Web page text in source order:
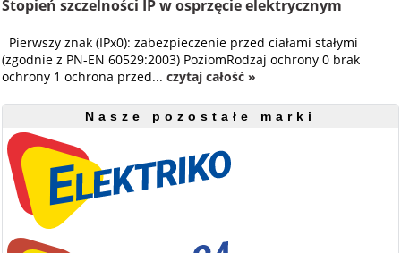
Stopień szczelności IP w osprzęcie elektrycznym
Pierwszy znak (IPx0): zabezpieczenie przed ciałami stałymi
(zgodnie z PN-EN 60529:2003) PoziomRodzaj ochrony 0 brak
ochrony 1 ochrona przed...czytaj całość »
Nasze pozostałe marki